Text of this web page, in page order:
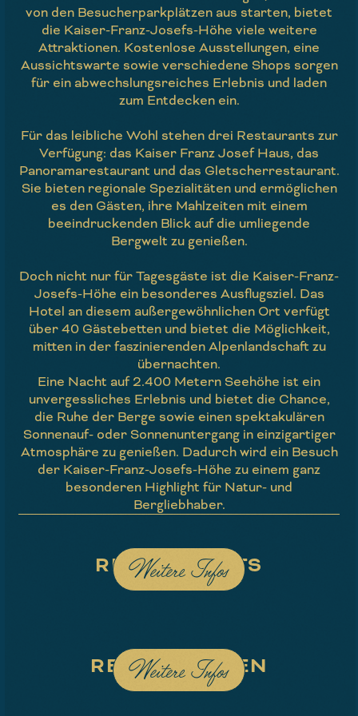
von den Besucherparkplätzen aus starten, bietet
die Kaiser-Franz-Josefs-Höhe viele weitere
Attraktionen. Kostenlose Ausstellungen, eine
Aussichtswarte sowie verschiedene Shops sorgen
für ein abwechslungsreiches Erlebnis und laden
zum Entdecken ein.
Für das leibliche Wohl stehen drei Restaurants zur
Verfügung: das Kaiser Franz Josef Haus, das
Panoramarestaurant und das Gletscherrestaurant.
Sie bieten regionale Spezialitäten und ermöglichen
es den Gästen, ihre Mahlzeiten mit einem
beeindruckenden Blick auf die umliegende
Bergwelt zu genießen.
Doch nicht nur für Tagesgäste ist die Kaiser-Franz-
Josefs-Höhe ein besonderes Ausflugsziel. Das
Hotel an diesem außergewöhnlichen Ort verfügt
über 40 Gästebetten und bietet die Möglichkeit,
mitten in der faszinierenden Alpenlandschaft zu
übernachten.
Eine Nacht auf 2.400 Metern Seehöhe ist ein
unvergessliches Erlebnis und bietet die Chance,
die Ruhe der Berge sowie einen spektakulären
Sonnenauf- oder Sonnenuntergang in einzigartiger
Atmosphäre zu genießen. Dadurch wird ein Besuch
der Kaiser-Franz-Josefs-Höhe zu einem ganz
besonderen Highlight für Natur- und
Bergliebhaber.
RESTAURANTS
Weitere Infos
REISEGRUPPEN
Weitere Infos